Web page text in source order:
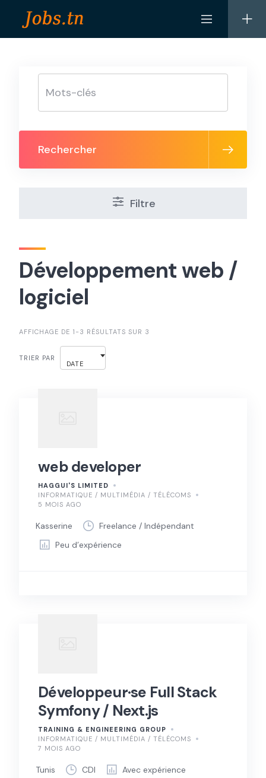
Rechercher
Filtre
Développement web /
logiciel
AFFICHAGE DE 1-3 RÉSULTATS SUR 3
TRIER PAR
DATE
web developer
HAGGUI'S LIMITED
INFORMATIQUE / MULTIMÉDIA / TÉLÉCOMS
5 MOIS AGO
Kasserine
Freelance / Indépendant
Peu d’expérience
Développeur·se Full Stack
Symfony / Next.js
TRAINING & ENGINEERING GROUP
INFORMATIQUE / MULTIMÉDIA / TÉLÉCOMS
7 MOIS AGO
Tunis CDI Avec expérience